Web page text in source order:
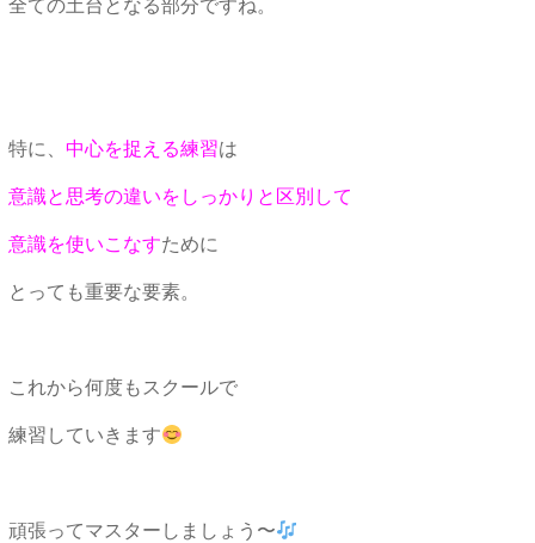
全ての土台となる部分ですね。
特に、 中心を捉える練習は
意識と思考の違いをしっかりと区別して
意識を使いこなすために
とっても重要な要素。
これから何度もスクールで
練習していきます
頑張ってマスターしましょう〜